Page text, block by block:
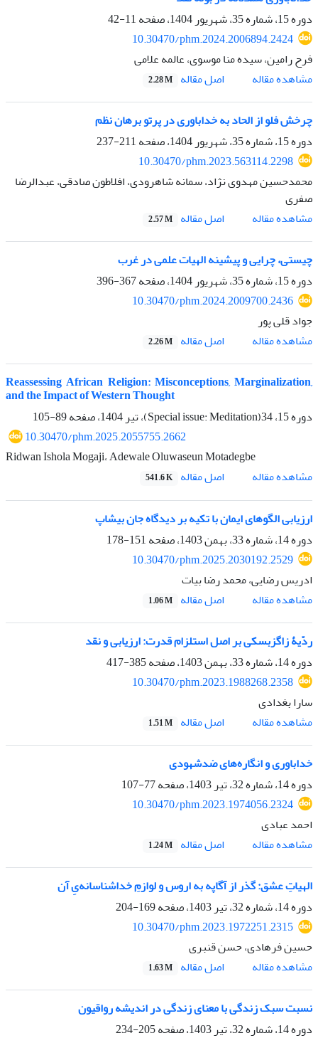
دوره 15، شماره 35، شهریور 1404، صفحه
11-42
10.30470/phm.2024.2006894.2424
فرح رامین، سیده منا موسوی، عالمه علامی
مشاهده مقاله
اصل مقاله 2.28 M
چرخش فلو از الحاد به خداباوری در پرتو برهان نظم
دوره 15، شماره 35، شهریور 1404، صفحه
211-237
10.30470/phm.2023.563114.2298
محمدحسین مهدوی نژاد، سمانه شاهرودی، افلاطون صادقی، عبدالرضا
صفری
مشاهده مقاله
اصل مقاله 2.57 M
چیستی، چرایی و پیشینه الهیات علمی در غرب
دوره 15، شماره 35، شهریور 1404، صفحه
367-396
10.30470/phm.2024.2009700.2436
جواد قلی پور
مشاهده مقاله
اصل مقاله 2.26 M
Reassessing African Religion: Misconceptions, Marginalization,
and the Impact of Western Thought
دوره 15، 34(Special issue: Meditation)، تیر 1404، صفحه
89-105
10.30470/phm.2025.2055755.2662
Ridwan Ishola Mogaji، Adewale Oluwaseun Motadegbe
مشاهده مقاله
اصل مقاله 541.6 K
ارزیابی الگوهای ایمان با تکیه بر دیدگاه جان بیشاپ
دوره 14، شماره 33، بهمن 1403، صفحه
151-178
10.30470/phm.2025.2030192.2529
ادریس رضایی، محمد رضا بیات
مشاهده مقاله
اصل مقاله 1.06 M
ردّیۀ زاگزبسکی بر اصل استلزام قدرت: ارزیابی و نقد
دوره 14، شماره 33، بهمن 1403، صفحه
385-417
10.30470/phm.2023.1988268.2358
سارا بغدادی
مشاهده مقاله
اصل مقاله 1.51 M
خداباوری و انگاره‌های ضدشهودی
دوره 14، شماره 32، تیر 1403، صفحه
77-107
10.30470/phm.2023.1974056.2324
احمد عبادی
مشاهده مقاله
اصل مقاله 1.24 M
الهیاتِ عشق: گذر از آگاپه به اروس و لوازمِ خداشناسانه‌یِ آن
دوره 14، شماره 32، تیر 1403، صفحه
169-204
10.30470/phm.2023.1972251.2315
حسین فرهادی، حسن قنبری
مشاهده مقاله
اصل مقاله 1.63 M
نسبت سبک زندگی با معنای زندگی در اندیشه رواقیون
دوره 14، شماره 32، تیر 1403، صفحه
205-234